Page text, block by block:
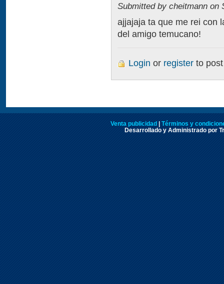
Submitted by cheitmann on
ajjajaja ta que me rei con
del amigo temucano!
Login or register to
Venta publicidad
Términos y
Desarrollado y Administrado por